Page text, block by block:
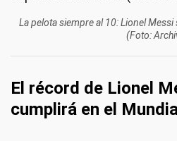
La pelota siempre al 10: Lionel Messi
(Foto:
El récord de Lionel
cumplirá en el